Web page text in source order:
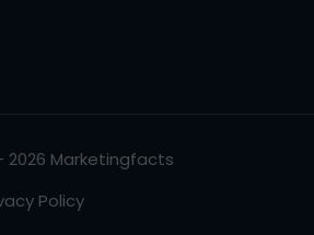
2026 Marketingfacts
Policy